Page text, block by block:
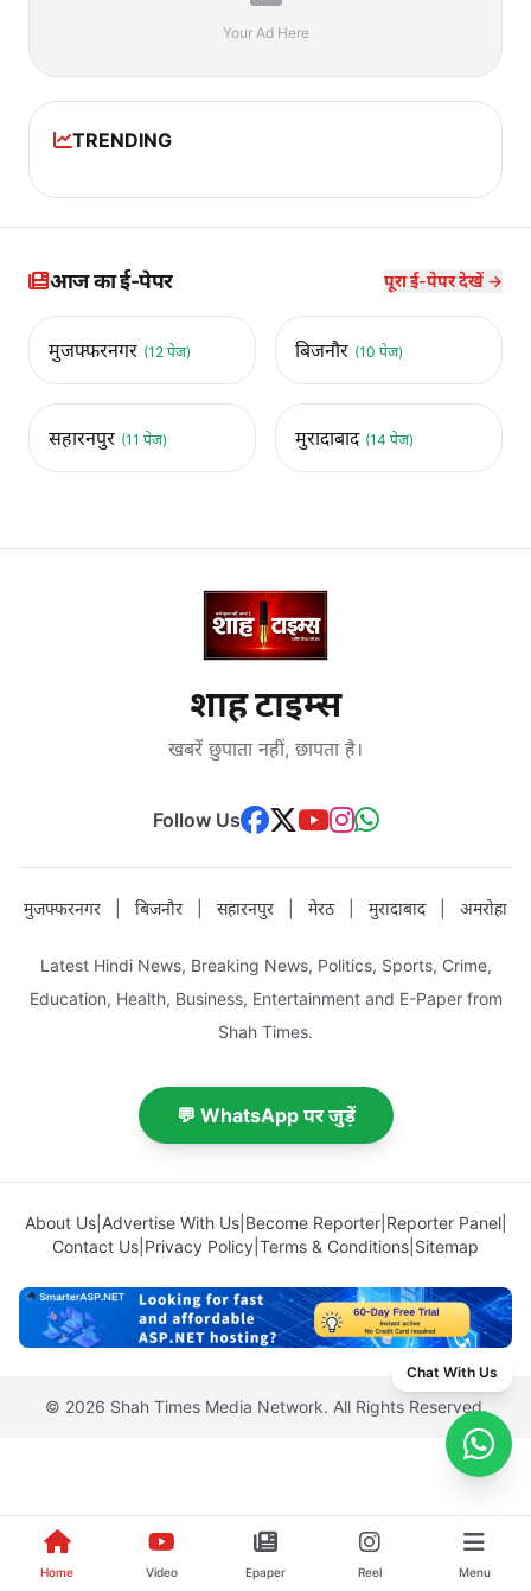
Your Ad Here
TRENDING
आज का ई-पेपर पूरा ई-पेपर देखें →
मुजफ्फरनगर (12 पेज) बिजनौर (10 पेज)
सहारनपुर (11 पेज) मुरादाबाद (14 पेज)
शाह टाइम्स
खबरें छुपाता नहीं, छापता है।
Follow Us
मुजफ्फरनगर बिजनौर सहारनपुर मेरठ मुरादाबाद अमरोहा
Latest Hindi News, Breaking News, Politics, Sports, Crime,
Education, Health, Business, Entertainment and E-Paper from
Shah Times.
💬 WhatsApp पर जुड़ें
About Us| Advertise With Us| Become Reporter| Reporter Panel|
Contact Us Privacy Policy Terms & Conditions Sitemap
© 2026 Shah Times Media Network. All Rights Reserved.
Home Video Epaper Reel Menu
Chat With Us